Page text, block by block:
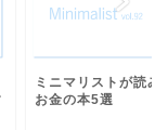
ミニマリストになり
と気づいた瞬間って